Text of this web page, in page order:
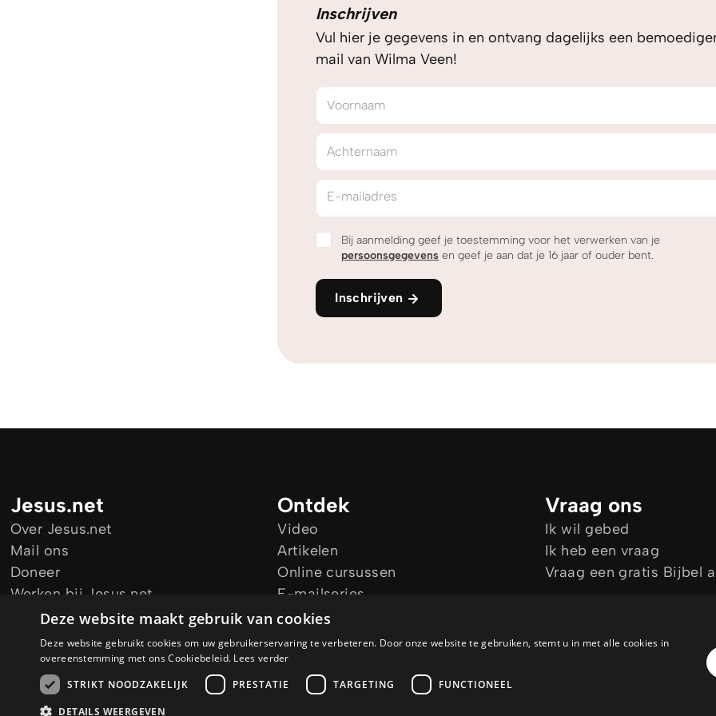
Inschrijven
Vul hier je gegevens in en ontvang dagelijks een
mail van Wilma Veen!
Voornaam
Achternaam
E-mailadres
Bij aanmelding geef je toestemming voor het verwerken van je
persoonsgegevens en geef je aan dat je 16 jaar of ouder bent.
Inschrijven
Jesus.net
Over Jesus.net
Mail ons
Doneer
Werken bij Jesus.net
Blijf op de hoogte
Ontdek
Video
Artikelen
Online cursussen
E-mailseries
Audio Guides
Vraag ons
Ik wil gebed
Ik heb een vraag
Vraag een gratis Bijbel
© Copyright 2026 Jesus.net Privacy Policy
Deze website maakt gebruik van cookies
Deze website gebruikt cookies om uw gebruikerservaring te verbeteren. Door onze website te gebruiken, stemt u in met alle cookies in
overeenstemming met ons Cookiebeleid. Lees verder
STRIKT NOODZAKELIJK
PRESTATIE TARGETING FUNCTIONEEL
DETAILS WEERGEVEN